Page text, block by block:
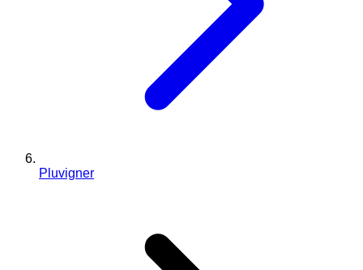
Pluvigner